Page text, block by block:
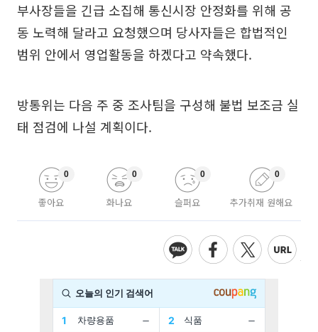
부사장들을 긴급 소집해 통신시장 안정화를 위해 공
동 노력해 달라고 요청했으며 당사자들은 합법적인
범위 안에서 영업활동을 하겠다고 약속했다.
방통위는 다음 주 중 조사팀을 구성해 불법 보조금 실
태 점검에 나설 계획이다.
좋아요
0
화나요
0
슬퍼요
0
추가취재 원해요
0